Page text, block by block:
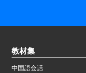
教材集
中国語会話